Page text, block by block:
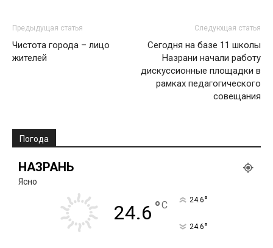
Предыдущая статья
Чистота города – лицо
жителей
Следующая статья
Сегодня на базе 11 школы
Назрани начали работу
дискуссионные площадки в
рамках педагогического
совещания
Погода
НАЗРАНЬ
Ясно
24.6 °C 24.6°
24.6°